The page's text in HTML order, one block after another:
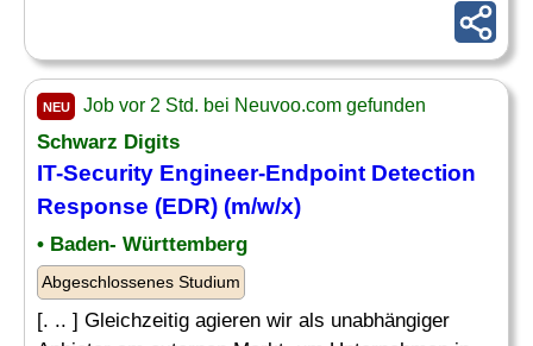
NEU Job vor 2 Std. bei Neuvoo.com gefunden
Schwarz Digits
IT-Security Engineer-Endpoint Detection
Response (EDR) (m/w/x)
• Baden- Württemberg
Abgeschlossenes Studium
[. .. ] Gleichzeitig agieren wir als unabhängiger